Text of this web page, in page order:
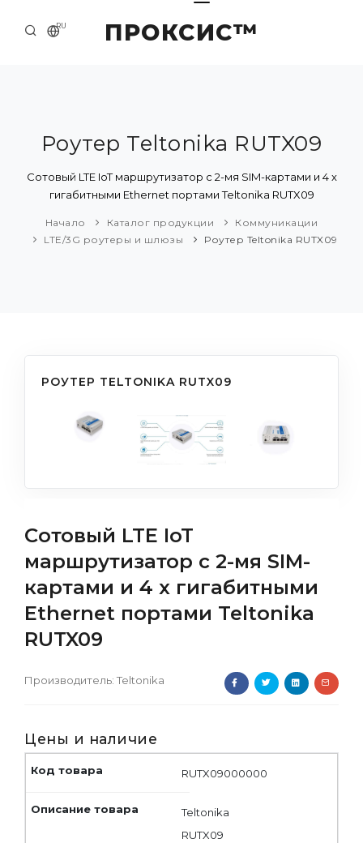
ПРОКСИС™
RU
О КОМПАНИИ
ПРИМЕРЫ И РЕШЕНИЯ
КАТАЛОГ ПРОДУКЦИИ
ПРЕСС-ЦЕНТР
Роутер Teltonika RUTX09
Сотовый LTE IoT маршрутизатор с 2-мя SIM-картами и 4 x
гигабитными Ethernet портами Teltonika RUTX09
Начало Каталог продукции
Коммуникации
LTE/3G роутеры и шлюзы
Роутер Teltonika RUTX09
РОУТЕР TELTONIKA RUTX09
Сотовый LTE IoT
маршрутизатор с 2-мя SIM-
картами и 4 x гигабитными
Ethernet портами Teltonika
RUTX09
Производитель: Teltonika
Цены и наличие
RUTX09000000
Teltonika
RUTX09